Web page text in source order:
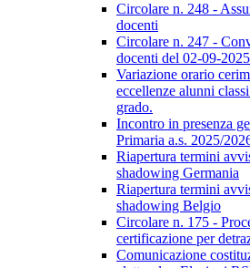
Circolare n. 248 -
docenti
Circolare n. 247 -
docenti del 02-09-2025
Variazione orario
eccellenze alunni
grado.
Incontro in presenza
Primaria a.s. 2025/
Riapertura termini
shadowing Germania
Riapertura termini
shadowing Belgio
Circolare n. 175 -
certificazione per
Comunicazione